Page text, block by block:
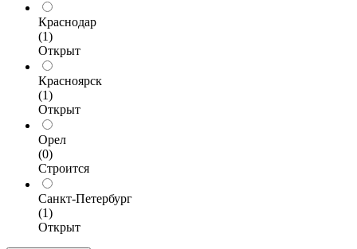
Краснодар
(1)
Открыт
Красноярск
(1)
Открыт
Орел
(0)
Строится
Санкт-Петербург
(1)
Открыт